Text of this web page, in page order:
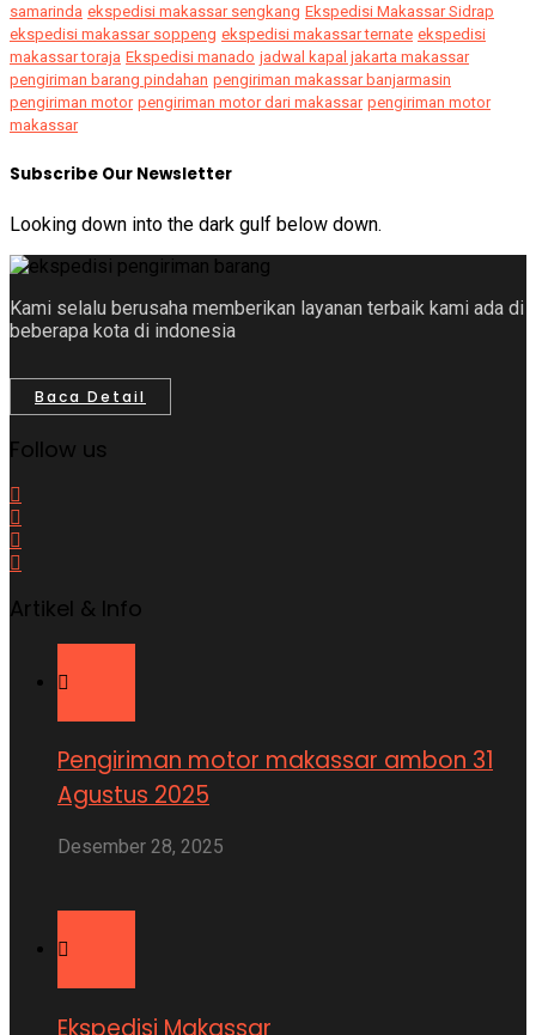
samarinda ekspedisi makassar sengkang Ekspedisi Makassar Sidrap
ekspedisi makassar soppeng ekspedisi makassar ternate ekspedisi
makassar toraja Ekspedisi manado jadwal kapal jakarta makassar
pengiriman barang pindahan pengiriman makassar banjarmasin
pengiriman motor pengiriman motor dari makassar pengiriman motor
makassar
Subscribe Our Newsletter
Looking down into the dark gulf below down.
Kami selalu berusaha memberikan layanan terbaik kami ada di
beberapa kota di indonesia
Baca Detail
Follow us
Artikel & Info
Pengiriman motor makassar ambon 31
Agustus 2025
Desember 28, 2025
Ekspedisi Makassar